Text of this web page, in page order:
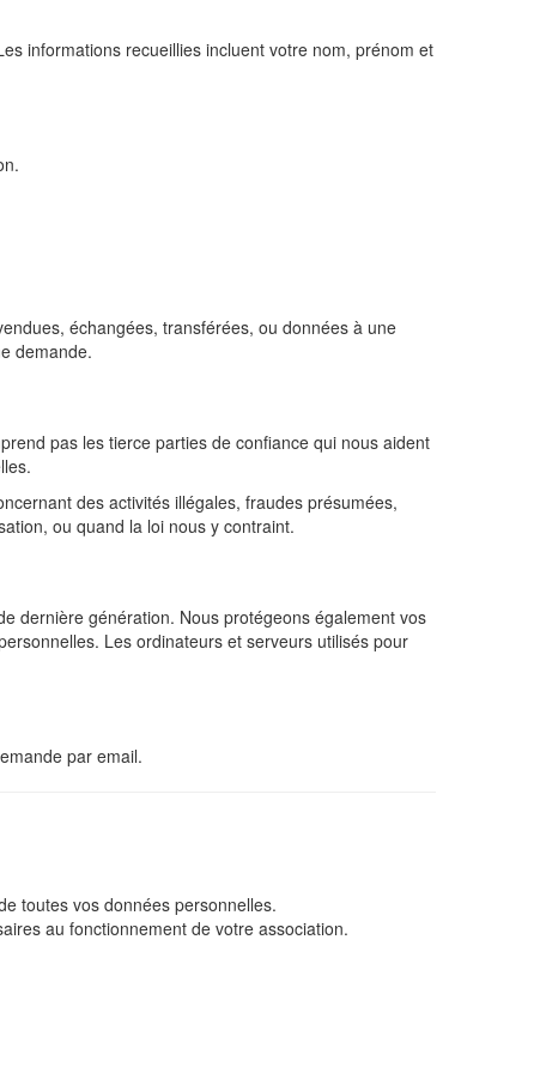
informations recueillies incluent votre nom, prénom et
échangées, transférées, ou données à une
demande.
pas les tierce parties de confiance qui nous aident
des activités illégales, fraudes présumées,
ou quand la loi nous y contraint.
dernière génération. Nous protégeons également vos
Les ordinateurs et serveurs utilisés pour
par email.
toutes vos données personnelles.
au fonctionnement de votre association.